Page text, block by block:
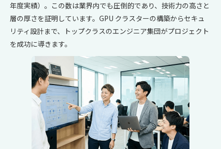
年度実績）。この数は業界内でも圧倒的であり、技術力の高さと
層の厚さを証明しています。GPU クラスターの構築からセキュ
リティ設計まで、トップクラスのエンジニア集団がプロジェクト
を成功に導きます。